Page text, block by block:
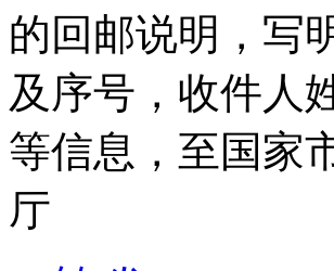
的回邮说明，写
及序号，收件人
等信息，至国家
厅